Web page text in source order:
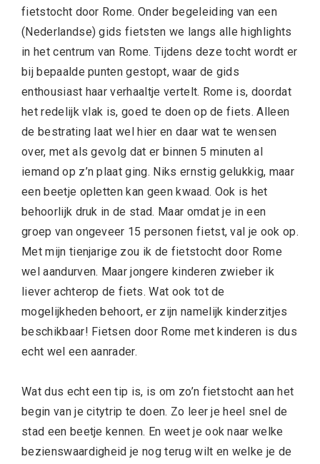
fietstocht door Rome. Onder begeleiding van een
(Nederlandse) gids fietsten we langs alle highlights
in het centrum van Rome. Tijdens deze tocht wordt er
bij bepaalde punten gestopt, waar de gids
enthousiast haar verhaaltje vertelt. Rome is, doordat
het redelijk vlak is, goed te doen op de fiets. Alleen
de bestrating laat wel hier en daar wat te wensen
over, met als gevolg dat er binnen 5 minuten al
iemand op z’n plaat ging. Niks ernstig gelukkig, maar
een beetje opletten kan geen kwaad. Ook is het
behoorlijk druk in de stad. Maar omdat je in een
groep van ongeveer 15 personen fietst, val je ook op.
Met mijn tienjarige zou ik de fietstocht door Rome
wel aandurven. Maar jongere kinderen zwieber ik
liever achterop de fiets. Wat ook tot de
mogelijkheden behoort, er zijn namelijk kinderzitjes
beschikbaar! Fietsen door Rome met kinderen is dus
echt wel een aanrader.
Wat dus echt een tip is, is om zo’n fietstocht aan het
begin van je citytrip te doen. Zo leer je heel snel de
stad een beetje kennen. En weet je ook naar welke
bezienswaardigheid je nog terug wilt en welke je de